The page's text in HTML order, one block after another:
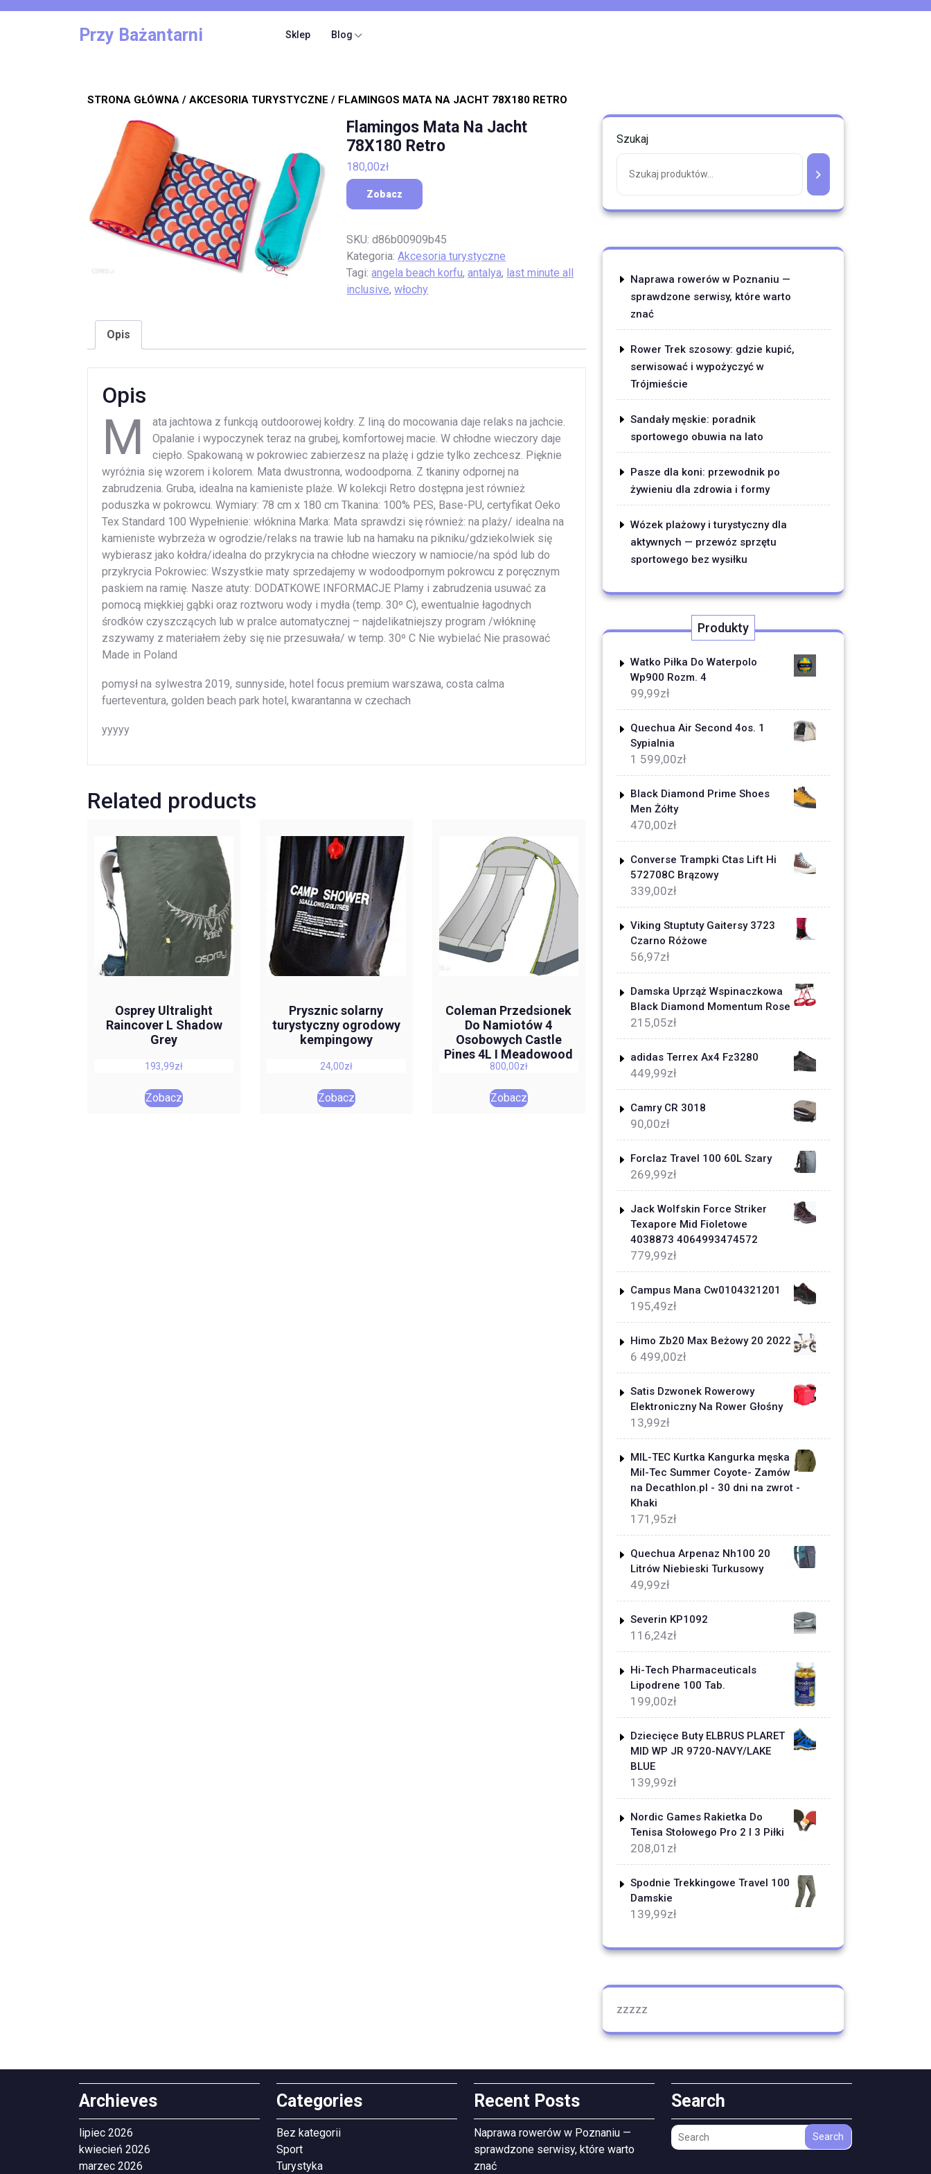
Przy Bażantarni Sklep Blog
STRONA GŁÓWNA / AKCESORIA TURYSTYCZNE / FLAMINGOS MATA NA JACHT 78X180 RETRO
Flamingos Mata Na Jacht
78X180 Retro
180,00zł
Zobacz
SKU:d86b00909b45
Kategoria:Akcesoria turystyczne
Tagi:angela beach korfu,antalya, last minute all
inclusive,włochy
Opis
Opis
M
ata jachtowa z funkcją outdoorowej kołdry. Z liną do mocowania daje relaks na jachcie.
Opalanie i wypoczynek teraz na grubej, komfortowej macie. W chłodne wieczory daje
ciepło. Spakowaną w pokrowiec zabierzesz na plażę i gdzie tylko zechcesz. Pięknie
wyróżnia się wzorem i kolorem. Mata dwustronna, wodoodporna. Z tkaniny odpornej na
zabrudzenia. Gruba, idealna na kamieniste plaże. W kolekcji Retro dostępna jest również
poduszka w pokrowcu. Wymiary: 78 cm x 180 cm Tkanina: 100% PES, Base-PU, certyfikat Oeko
Tex Standard 100 Wypełnienie: włóknina Marka: Mata sprawdzi się również: na plaży/ idealna na
kamieniste wybrzeża w ogrodzie/relaks na trawie lub na hamaku na pikniku/gdziekolwiek się
wybierasz jako kołdra/idealna do przykrycia na chłodne wieczory w namiocie/na spód lub do
przykrycia Pokrowiec: Wszystkie maty sprzedajemy w wodoodpornym pokrowcu z poręcznym
paskiem na ramię. Nasze atuty: DODATKOWE INFORMACJE Plamy i zabrudzenia usuwać za
pomocą miękkiej gąbki oraz roztworu wody i mydła (temp. 30º C), ewentualnie łagodnych
środków czyszczących lub w pralce automatycznej – najdelikatniejszy program /włókninę
zszywamy z materiałem żeby się nie przesuwała/ w temp. 30º C Nie wybielać Nie prasować
Made in Poland
pomysł na sylwestra 2019, sunnyside, hotel focus premium warszawa, costa calma
fuerteventura, golden beach park hotel, kwarantanna w czechach
yyyyy
Related products
Osprey Ultralight
Raincover L Shadow
Grey
193,99zł
Zobacz
Prysznic solarny
turystyczny ogrodowy
kempingowy
24,00zł
Zobacz
Coleman Przedsionek
Do Namiotów 4
Osobowych Castle
Pines 4L I Meadowood
4L
800,00zł
Zobacz
Szukaj
Naprawa rowerów w Poznaniu —
sprawdzone serwisy, które warto
znać
Rower Trek szosowy: gdzie kupić,
serwisować i wypożyczyć w
Trójmieście
Sandały męskie: poradnik
sportowego obuwia na lato
Pasze dla koni: przewodnik po
żywieniu dla zdrowia i formy
Wózek plażowy i turystyczny dla
aktywnych — przewóz sprzętu
sportowego bez wysiłku
Produkty
Watko Piłka Do Waterpolo
Wp900 Rozm. 4
99,99zł
Quechua Air Second 4os. 1
Sypialnia
1 599,00zł
Black Diamond Prime Shoes
Men Żółty
470,00zł
Converse Trampki Ctas Lift Hi
572708C Brązowy
339,00zł
Viking Stuptuty Gaitersy 3723
Czarno Różowe
56,97zł
Damska Uprząż Wspinaczkowa
Black Diamond Momentum Rose
215,05zł
adidas Terrex Ax4 Fz3280
449,99zł
Camry CR 3018
90,00zł
Forclaz Travel 100 60L Szary
269,99zł
Jack Wolfskin Force Striker
Texapore Mid Fioletowe
4038873 4064993474572
779,99zł
Campus Mana Cw0104321201
195,49zł
Himo Zb20 Max Beżowy 20 2022
6 499,00zł
Satis Dzwonek Rowerowy
Elektroniczny Na Rower Głośny
13,99zł
MIL-TEC Kurtka Kangurka męska
Mil-Tec Summer Coyote- Zamów
na Decathlon.pl - 30 dni na zwrot -
Khaki
171,95zł
Quechua Arpenaz Nh100 20
Litrów Niebieski Turkusowy
49,99zł
Severin KP1092
116,24zł
Hi-Tech Pharmaceuticals
Lipodrene 100 Tab.
199,00zł
Dziecięce Buty ELBRUS PLARET
MID WP JR 9720-NAVY/LAKE
BLUE
139,99zł
Nordic Games Rakietka Do
Tenisa Stołowego Pro 2 I 3 Piłki
208,01 zł
Spodnie Trekkingowe Travel 100
Damskie
139,99zł
zzzzz
Archieves
lipiec 2026
kwiecień 2026
marzec 2026
Categories
Bez kategorii
Sport
Turystyka
Recent Posts
Naprawa rowerów w Poznaniu —
sprawdzone serwisy, które warto
znać
Search
Search